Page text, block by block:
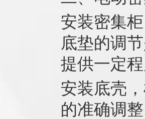
安装密集
底垫的调
提供一定
安装底壳
的准确调